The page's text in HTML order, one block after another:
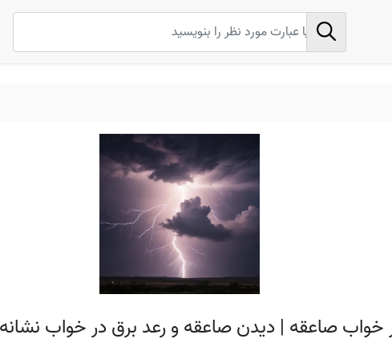
خواب صاعقه | دیدن صاعقه و رعد برق در خواب